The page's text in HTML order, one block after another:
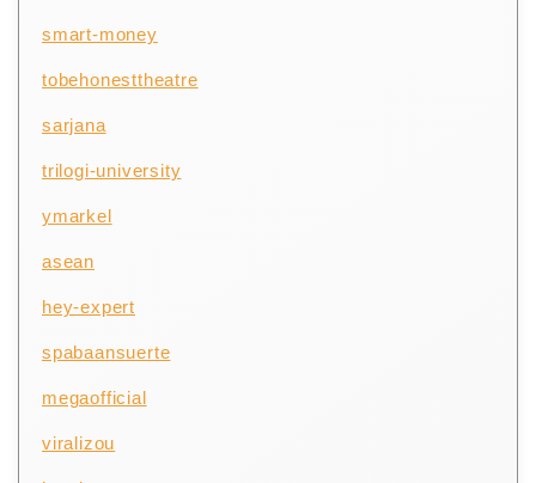
smart-money
tobehonesttheatre
sarjana
trilogi-university
ymarkel
asean
hey-expert
spabaansuerte
megaofficial
viralizou